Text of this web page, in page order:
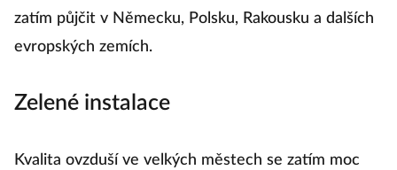
zatím půjčit v Německu, Polsku, Rakousku a dalších
evropských zemích.
Zelené instalace
Kvalita ovzduší ve velkých městech se zatím moc